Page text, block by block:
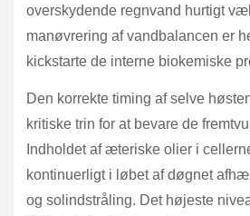
overskydende regnvand hurtigt
manøvrering af vandbalancen er
kickstarte de interne biokemiske
Den korrekte timing af selve
kritiske trin for at bevare de
Indholdet af æteriske olier i
kontinuerligt i løbet af døgnet
og solindstråling. Det højeste